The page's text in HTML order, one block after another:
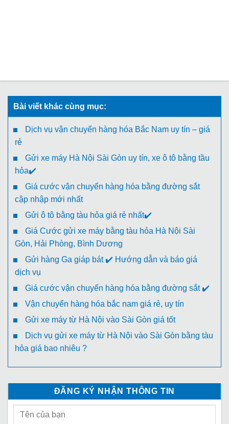
Bài viết khác cùng mục:
Dịch vụ vận chuyển hàng hóa Bắc Nam uy tín – giá
rẻ
Gửi xe máy Hà Nội Sài Gòn uy tín, xe ô tô bằng tầu
hỏa✔️
Giá cước vận chuyển hàng hóa bằng đường sắt
cập nhập mới nhất
Gửi ô tô bằng tàu hỏa giá rẻ nhất✔️
Giá Cước gửi xe máy bằng tàu hỏa Hà Nội Sài
Gòn, Hải Phòng, Bình Dương
Gửi hàng Ga giáp bát ✔️ Hướng dẫn và báo giá
dịch vụ
Giá cước vận chuyển hàng hóa bằng đường sắt ✔️
Vận chuyển hàng hóa bắc nam giá rẻ, uy tín
Gửi xe máy từ Hà Nội vào Sài Gòn giá tốt
Dịch vụ gửi xe máy từ Hà Nội vào Sài Gòn bằng tàu
hỏa giá bao nhiêu ?
ĐĂNG KÝ NHẬN THÔNG TIN